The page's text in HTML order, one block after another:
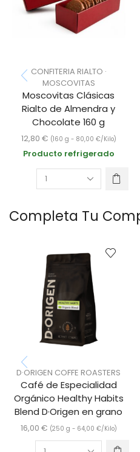
CONFITERIA RIALTO ·
MOSCOVITAS
Moscovitas Clásicas
Rialto de Almendra y
Chocolate 160 g
12,80 € (160 g - 80,00 €/Kilo)
Producto refrigerado
Completa Tu
D·ORIGEN COFFE ROASTERS
Café de Especialidad
Orgánico Healthy Habits
Blend D·Origen en grano
16,00 € (250 g - 64,00 €/Kilo)